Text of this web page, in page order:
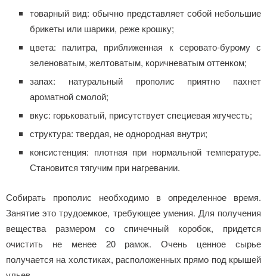
товарный вид: обычно представляет собой небольшие
брикеты или шарики, реже крошку;
цвета: палитра, приближенная к серовато-бурому с
зеленоватым, желтоватым, коричневатым оттенком;
запах: натуральный прополис приятно пахнет
ароматной смолой;
вкус: горьковатый, присутствует специевая жгучесть;
структура: твердая, не однородная внутри;
консистенция: плотная при нормальной температуре.
Становится тягучим при нагревании.
Собирать прополис необходимо в определенное время.
Занятие это трудоемкое, требующее умения. Для получения
вещества размером со спичечный коробок, придется
очистить не менее 20 рамок. Очень ценное сырье
получается на холстиках, расположенных прямо под крышей